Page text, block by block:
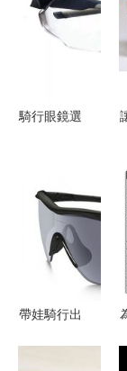
騎行眼鏡選
一次旅程
帶娃騎行出